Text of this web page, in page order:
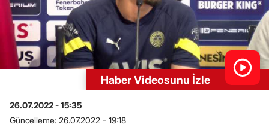
Haber Videosunu İzle
26.07.2022 - 15:35
Güncelleme: 26.07.2022 - 19:18